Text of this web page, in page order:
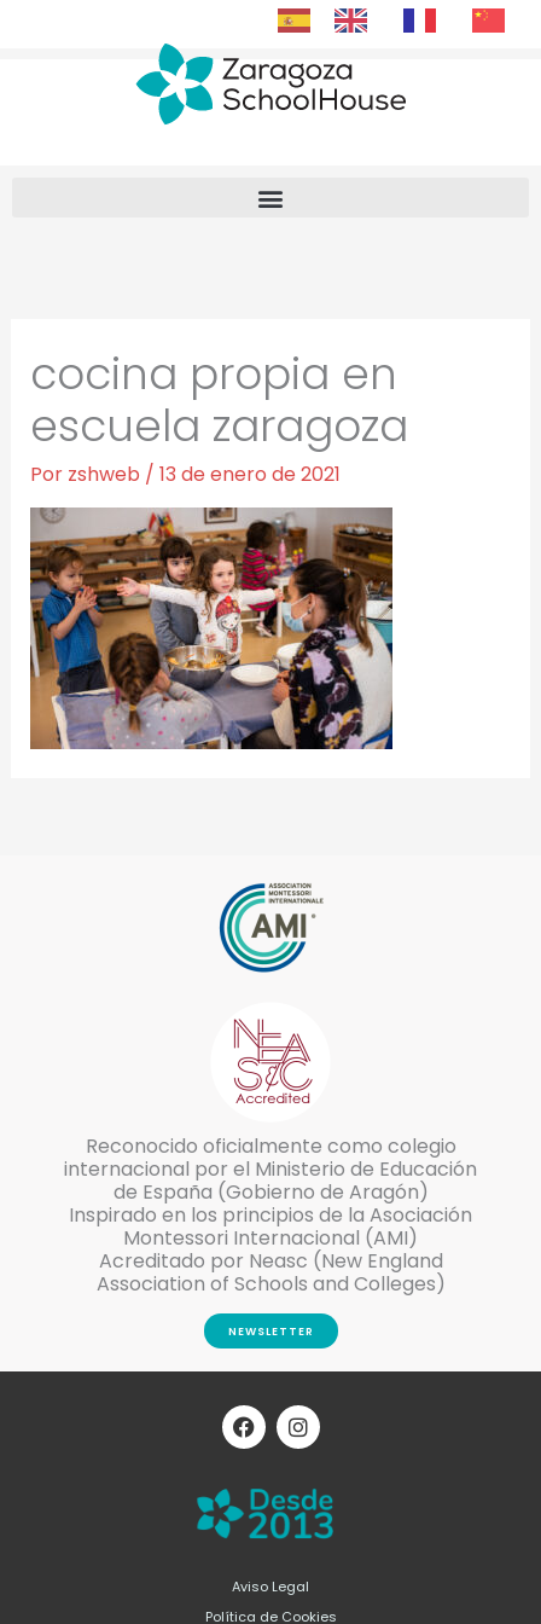
cocina propia en
escuela zaragoza
Por zshweb / 13 de enero de 2021
Reconocido oficialmente como colegio
internacional por el Ministerio de Educación
de España (Gobierno de Aragón)
Inspirado en los principios de la Asociación
Montessori Internacional (AMI)
Acreditado por Neasc (New England
Association of Schools and Colleges)
NEWSLETTER
Aviso Legal
Política de Cookies
F
a
c
b
o
o
I
n
s
a
g
r
m